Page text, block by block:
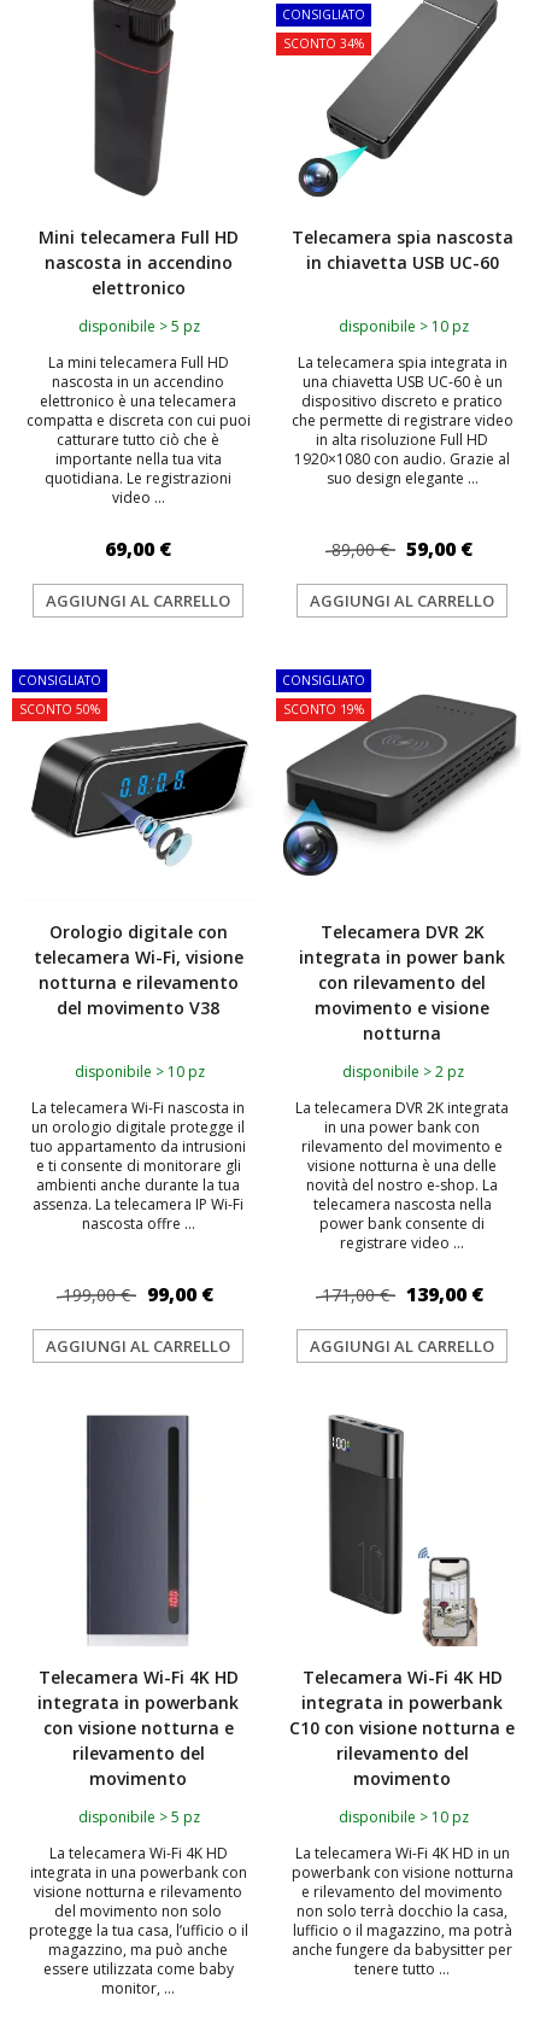
Mini telecamera Full HD
nascosta in accendino
elettronico
disponibile > 5 pz
La mini telecamera Full HD
nascosta in un accendino
elettronico è una telecamera
compatta e discreta con cui puoi
catturare tutto ciò che è
importante nella tua vita
quotidiana. Le registrazioni
video ...
69,00 €
AGGIUNGI AL CARRELLO
CONSIGLIATO
SCONTO 34%
Telecamera spia nascosta
in chiavetta USB UC-60
disponibile > 10 pz
La telecamera spia integrata in
una chiavetta USB UC-60 è un
dispositivo discreto e pratico
che permette di registrare video
in alta risoluzione Full HD
1920×1080 con audio. Grazie al
suo design elegante ...
89,00 € 59,00 €
AGGIUNGI AL CARRELLO
CONSIGLIATO
SCONTO 50%
Orologio digitale con
telecamera Wi-Fi, visione
notturna e rilevamento
del movimento V38
disponibile > 10 pz
La telecamera Wi-Fi nascosta in
un orologio digitale protegge il
tuo appartamento da intrusioni
e ti consente di monitorare gli
ambienti anche durante la tua
assenza. La telecamera IP Wi-Fi
nascosta offre ...
199,00 € 99,00 €
AGGIUNGI AL CARRELLO
CONSIGLIATO
SCONTO 19%
Telecamera DVR 2K
integrata in power bank
con rilevamento del
movimento e visione
notturna
disponibile > 2 pz
La telecamera DVR 2K integrata
in una power bank con
rilevamento del movimento e
visione notturna è una delle
novità del nostro e-shop. La
telecamera nascosta nella
power bank consente di
registrare video ...
171,00 € 139,00 €
AGGIUNGI AL CARRELLO
Telecamera Wi-Fi 4K HD
integrata in powerbank
con visione notturna e
rilevamento del
movimento
disponibile > 5 pz
La telecamera Wi-Fi 4K HD
integrata in una powerbank con
visione notturna e rilevamento
del movimento non solo
protegge la tua casa, l’ufficio o il
magazzino, ma può anche
essere utilizzata come baby
monitor, ...
Telecamera Wi-Fi 4K HD
integrata in powerbank
C10 con visione notturna e
rilevamento del
movimento
disponibile > 10 pz
La telecamera Wi-Fi 4K HD in un
powerbank con visione notturna
e rilevamento del movimento
non solo terrà docchio la casa,
lufficio o il magazzino, ma potrà
anche fungere da babysitter per
tenere tutto ...